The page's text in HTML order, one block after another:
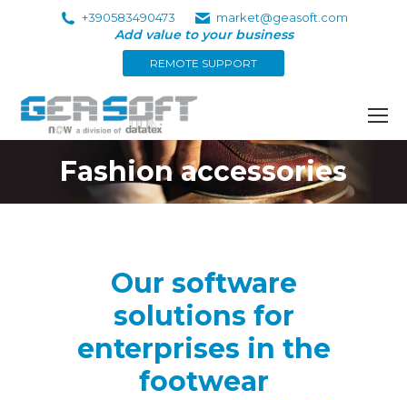
+390583490473 market@geasoft.com
Add value to your business
REMOTE SUPPORT
Fashion accessories
You are here:
Our software
solutions for
enterprises in the
footwear